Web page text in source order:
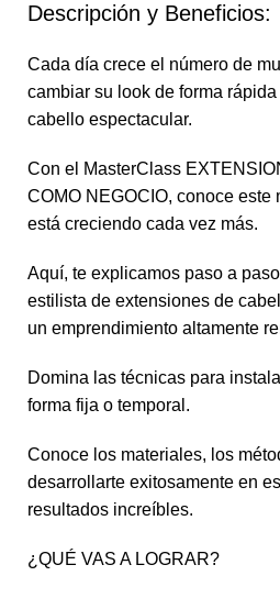
Descripción y Beneficios:
Cada día crece el número de
cambiar su look de forma
cabello espectacular.
Con el MasterClass
COMO NEGOCIO, conoce este
está creciendo cada vez más.
Aquí, te explicamos paso a
estilista de extensiones de
un emprendimiento altamente
Domina las técnicas para
forma fija o temporal.
Conoce los materiales, los
desarrollarte exitosamente en
resultados increíbles.
¿QUÉ VAS A LOGRAR?